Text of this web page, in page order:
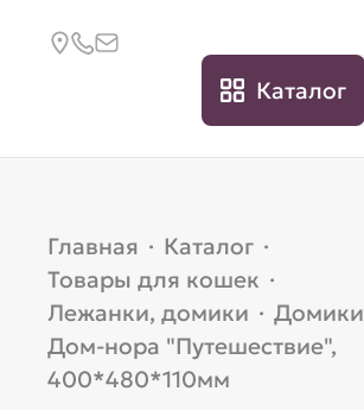
Каталог
Главная · Каталог ·
Товары для кошек ·
Лежанки, домики · Домики
Дом-нора "Путешествие",
400*480*110мм